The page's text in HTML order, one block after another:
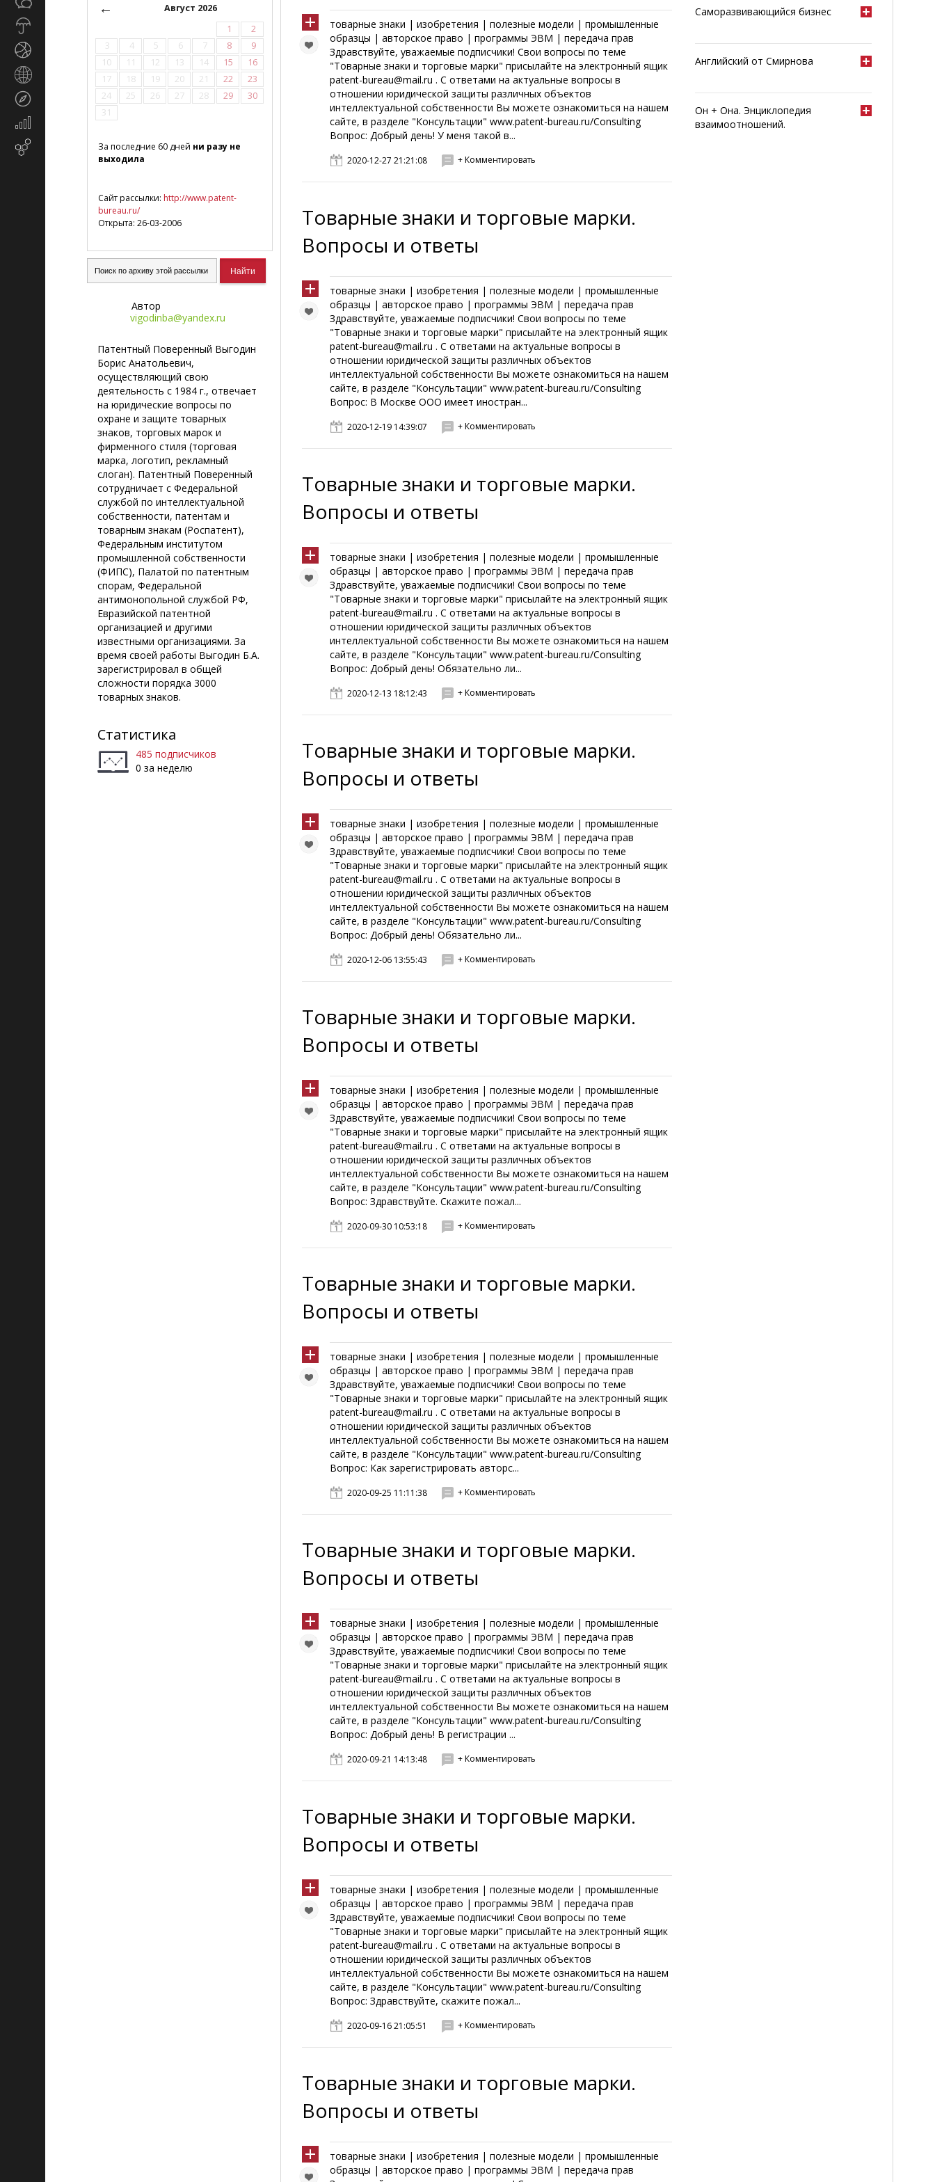
Экономика
маркетинг
←
Август 2026
1
2
3
4 5 6 7 8
9
10
11 12 13 14 15
16
17
18 19 20 21 22
23
24
25 26 27 28 29
30
31
За последние 60 дней ни разу не
выходила
Сайт рассылки: http://www.patent-
bureau.ru/
Открыта: 26-03-2006
Автор
vigodinba@yandex.ru
Патентный Поверенный Выгодин
Борис Анатольевич,
осуществляющий свою
деятельность с 1984 г., отвечает
на юридические вопросы по
охране и защите товарных
знаков, торговых марок и
фирменного стиля (торговая
марка, логотип, рекламный
слоган). Патентный Поверенный
сотрудничает с Федеральной
службой по интеллектуальной
собственности, патентам и
товарным знакам (Роспатент),
Федеральным институтом
промышленной собственности
(ФИПС), Палатой по патентным
спорам, Федеральной
антимонопольной службой РФ,
Евразийской патентной
организацией и другими
известными организациями. За
время своей работы Выгодин Б.А.
зарегистрировал в общей
сложности порядка 3000
товарных знаков.
Статистика
485 подписчиков
0 за неделю
товарные знаки | изобретения | полезные модели | промышленные
образцы | авторское право | программы ЭВМ | передача прав
Здравствуйте, уважаемые подписчики! Свои вопросы по теме
"Товарные знаки и торговые марки" присылайте на электронный ящик
patent-bureau@mail.ru . С ответами на актуальные вопросы в
отношении юридической защиты различных объектов
интеллектуальной собственности Вы можете ознакомиться на нашем
сайте, в разделе "Консультации" www.patent-bureau.ru/Consulting
Вопрос: Добрый день! У меня такой в...
2020-12-27 21:21:08 + Комментировать
Товарные знаки и торговые марки.
Вопросы и ответы
товарные знаки | изобретения | полезные модели | промышленные
образцы | авторское право | программы ЭВМ | передача прав
Здравствуйте, уважаемые подписчики! Свои вопросы по теме
"Товарные знаки и торговые марки" присылайте на электронный ящик
patent-bureau@mail.ru . С ответами на актуальные вопросы в
отношении юридической защиты различных объектов
интеллектуальной собственности Вы можете ознакомиться на нашем
сайте, в разделе "Консультации" www.patent-bureau.ru/Consulting
Вопрос: В Москве ООО имеет иностран...
2020-12-19 14:39:07 + Комментировать
Товарные знаки и торговые марки.
Вопросы и ответы
товарные знаки | изобретения | полезные модели | промышленные
образцы | авторское право | программы ЭВМ | передача прав
Здравствуйте, уважаемые подписчики! Свои вопросы по теме
"Товарные знаки и торговые марки" присылайте на электронный ящик
patent-bureau@mail.ru . С ответами на актуальные вопросы в
отношении юридической защиты различных объектов
интеллектуальной собственности Вы можете ознакомиться на нашем
сайте, в разделе "Консультации" www.patent-bureau.ru/Consulting
Вопрос: Добрый день! Обязательно ли...
2020-12-13 18:12:43 + Комментировать
Товарные знаки и торговые марки.
Вопросы и ответы
товарные знаки | изобретения | полезные модели | промышленные
образцы | авторское право | программы ЭВМ | передача прав
Здравствуйте, уважаемые подписчики! Свои вопросы по теме
"Товарные знаки и торговые марки" присылайте на электронный ящик
patent-bureau@mail.ru . С ответами на актуальные вопросы в
отношении юридической защиты различных объектов
интеллектуальной собственности Вы можете ознакомиться на нашем
сайте, в разделе "Консультации" www.patent-bureau.ru/Consulting
Вопрос: Добрый день! Обязательно ли...
2020-12-06 13:55:43 + Комментировать
Товарные знаки и торговые марки.
Вопросы и ответы
товарные знаки | изобретения | полезные модели | промышленные
образцы | авторское право | программы ЭВМ | передача прав
Здравствуйте, уважаемые подписчики! Свои вопросы по теме
"Товарные знаки и торговые марки" присылайте на электронный ящик
patent-bureau@mail.ru . С ответами на актуальные вопросы в
отношении юридической защиты различных объектов
интеллектуальной собственности Вы можете ознакомиться на нашем
сайте, в разделе "Консультации" www.patent-bureau.ru/Consulting
Вопрос: Здравствуйте. Скажите пожал...
2020-09-30 10:53:18 + Комментировать
Товарные знаки и торговые марки.
Вопросы и ответы
товарные знаки | изобретения | полезные модели | промышленные
образцы | авторское право | программы ЭВМ | передача прав
Здравствуйте, уважаемые подписчики! Свои вопросы по теме
"Товарные знаки и торговые марки" присылайте на электронный ящик
patent-bureau@mail.ru . С ответами на актуальные вопросы в
отношении юридической защиты различных объектов
интеллектуальной собственности Вы можете ознакомиться на нашем
сайте, в разделе "Консультации" www.patent-bureau.ru/Consulting
Вопрос: Как зарегистрировать авторс...
2020-09-25 11:11:38 + Комментировать
Товарные знаки и торговые марки.
Вопросы и ответы
товарные знаки | изобретения | полезные модели | промышленные
образцы | авторское право | программы ЭВМ | передача прав
Здравствуйте, уважаемые подписчики! Свои вопросы по теме
"Товарные знаки и торговые марки" присылайте на электронный ящик
patent-bureau@mail.ru . С ответами на актуальные вопросы в
отношении юридической защиты различных объектов
интеллектуальной собственности Вы можете ознакомиться на нашем
сайте, в разделе "Консультации" www.patent-bureau.ru/Consulting
Вопрос: Добрый день! В регистрации ...
2020-09-21 14:13:48 + Комментировать
Товарные знаки и торговые марки.
Вопросы и ответы
товарные знаки | изобретения | полезные модели | промышленные
образцы | авторское право | программы ЭВМ | передача прав
Здравствуйте, уважаемые подписчики! Свои вопросы по теме
"Товарные знаки и торговые марки" присылайте на электронный ящик
patent-bureau@mail.ru . С ответами на актуальные вопросы в
отношении юридической защиты различных объектов
интеллектуальной собственности Вы можете ознакомиться на нашем
сайте, в разделе "Консультации" www.patent-bureau.ru/Consulting
Вопрос: Здравствуйте, скажите пожал...
2020-09-16 21:05:51 + Комментировать
Товарные знаки и торговые марки.
Вопросы и ответы
товарные знаки | изобретения | полезные модели | промышленные
образцы | авторское право | программы ЭВМ | передача прав
Саморазвивающийся бизнес
Английский от Смирнова
Он + Она. Энциклопедия
взаимоотношений.